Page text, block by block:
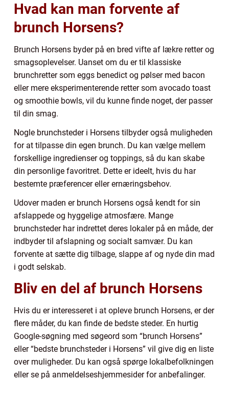
Hvad kan man forvente af
brunch Horsens?
Brunch Horsens byder på en bred vifte af lækre retter og
smagsoplevelser. Uanset om du er til klassiske
brunchretter som eggs benedict og pølser med bacon
eller mere eksperimenterende retter som avocado toast
og smoothie bowls, vil du kunne finde noget, der passer
til din smag.
Nogle brunchsteder i Horsens tilbyder også muligheden
for at tilpasse din egen brunch. Du kan vælge mellem
forskellige ingredienser og toppings, så du kan skabe
din personlige favoritret. Dette er ideelt, hvis du har
bestemte præferencer eller ernæringsbehov.
Udover maden er brunch Horsens også kendt for sin
afslappede og hyggelige atmosfære. Mange
brunchsteder har indrettet deres lokaler på en måde, der
indbyder til afslapning og socialt samvær. Du kan
forvente at sætte dig tilbage, slappe af og nyde din mad
i godt selskab.
Bliv en del af brunch Horsens
Hvis du er interesseret i at opleve brunch Horsens, er der
flere måder, du kan finde de bedste steder. En hurtig
Google-søgning med søgeord som “brunch Horsens”
eller “bedste brunchsteder i Horsens” vil give dig en liste
over muligheder. Du kan også spørge lokalbefolkningen
eller se på anmeldelseshjemmesider for anbefalinger.